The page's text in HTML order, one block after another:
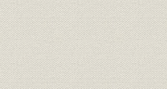
4 社員在籍人員
5 組織(部相当以上の組織)
6 売上高
7 製鉄所別鉄鋼生産高